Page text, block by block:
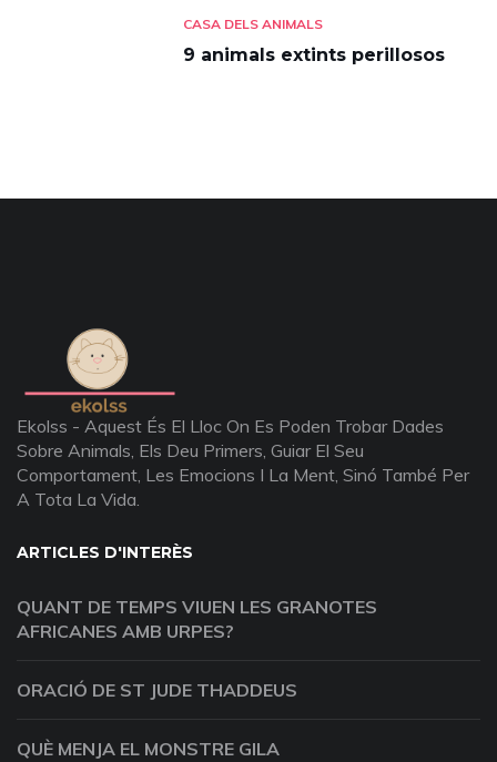
CASA DELS ANIMALS
9 animals extints perillosos
Ekolss - Aquest És El Lloc On Es Poden Trobar Dades
Sobre Animals, Els Deu Primers, Guiar El Seu
Comportament, Les Emocions I La Ment, Sinó També Per
A Tota La Vida.
ARTICLES D'INTERÈS
QUANT DE TEMPS VIUEN LES GRANOTES
AFRICANES AMB URPES?
ORACIÓ DE ST JUDE THADDEUS
QUÈ MENJA EL MONSTRE GILA